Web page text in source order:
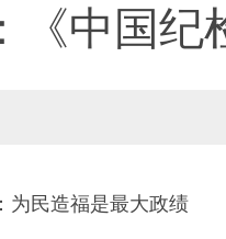
《中国纪
为民造福是最大政绩